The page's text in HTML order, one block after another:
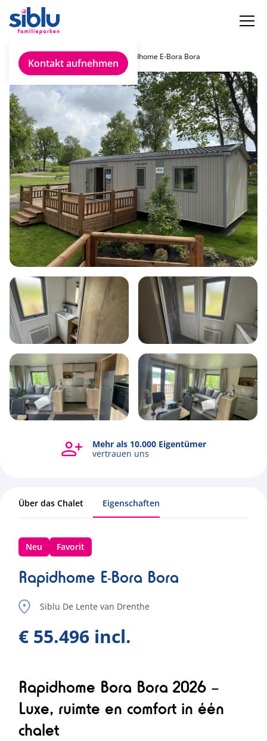
Kontakt aufnehmen
Rapidhome E-Bora Bora
1 3 40m2
Alle Fotos ansehen
Mehr als 10.000 Eigentümer
vertrauen uns
Über das Chalet Eigenschaften
Neu Favorit
Rapidhome E-Bora Bora
Siblu De Lente van Drenthe
€ 55.496 incl.
Rapidhome Bora Bora 2026 –
Luxe, ruimte en comfort in één
chalet